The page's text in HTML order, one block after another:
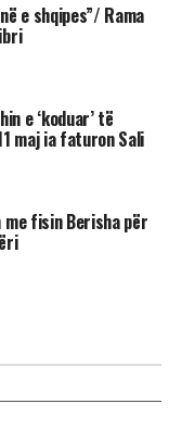
e shqipes”/ Rama
e ‘koduar’ të
maj ia faturon Sali
fisin Berisha për